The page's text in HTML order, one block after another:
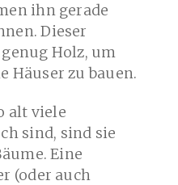
ihn gerade
Dieser
Holz, um
Häuser zu bauen.
alt viele
sind, sind sie
Eine
(oder auch